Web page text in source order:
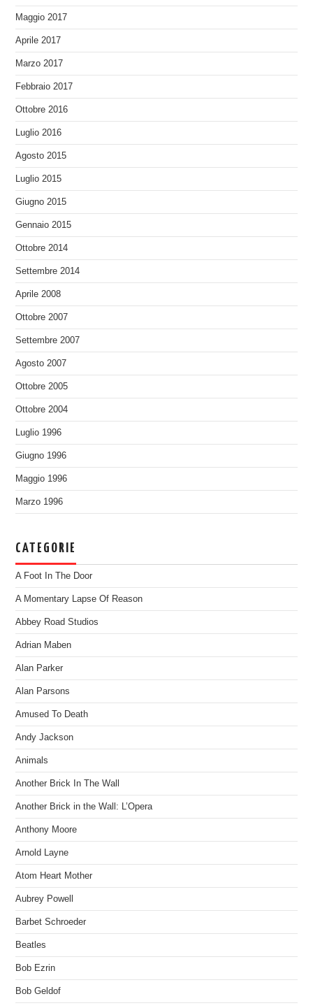
Maggio 2017
Aprile 2017
Marzo 2017
Febbraio 2017
Ottobre 2016
Luglio 2016
Agosto 2015
Luglio 2015
Giugno 2015
Gennaio 2015
Ottobre 2014
Settembre 2014
Aprile 2008
Ottobre 2007
Settembre 2007
Agosto 2007
Ottobre 2005
Ottobre 2004
Luglio 1996
Giugno 1996
Maggio 1996
Marzo 1996
CATEGORIE
A Foot In The Door
A Momentary Lapse Of Reason
Abbey Road Studios
Adrian Maben
Alan Parker
Alan Parsons
Amused To Death
Andy Jackson
Animals
Another Brick In The Wall
Another Brick in the Wall: L’Opera
Anthony Moore
Arnold Layne
Atom Heart Mother
Aubrey Powell
Barbet Schroeder
Beatles
Bob Ezrin
Bob Geldof